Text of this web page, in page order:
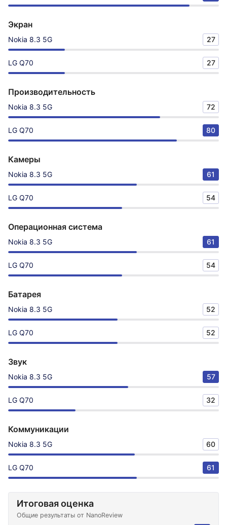
Экран
Nokia 8.3 5G 27
LG Q70 27
Производительность
Nokia 8.3 5G 72
LG Q70 80
Камеры
Nokia 8.3 5G 61
LG Q70 54
Операционная система
Nokia 8.3 5G 61
LG Q70 54
Батарея
Nokia 8.3 5G 52
LG Q70 52
Звук
Nokia 8.3 5G 57
LG Q70 32
Коммуникации
Nokia 8.3 5G 60
LG Q70 61
Итоговая оценка
Общие результаты от NanoReview